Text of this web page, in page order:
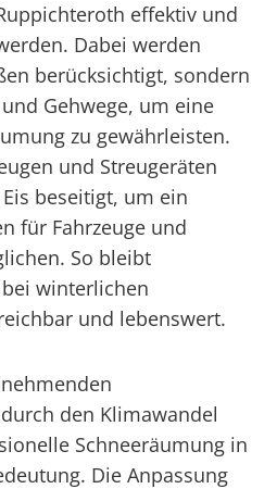
effektiv und
Dabei werden
berücksichtigt, sondern
Gehwege, um eine
zu gewährleisten.
und Streugeräten
beseitigt, um ein
für Fahrzeuge und
So bleibt
winterlichen
und lebenswert.
den Klimawandel
Schneeräumung in
Die Anpassung